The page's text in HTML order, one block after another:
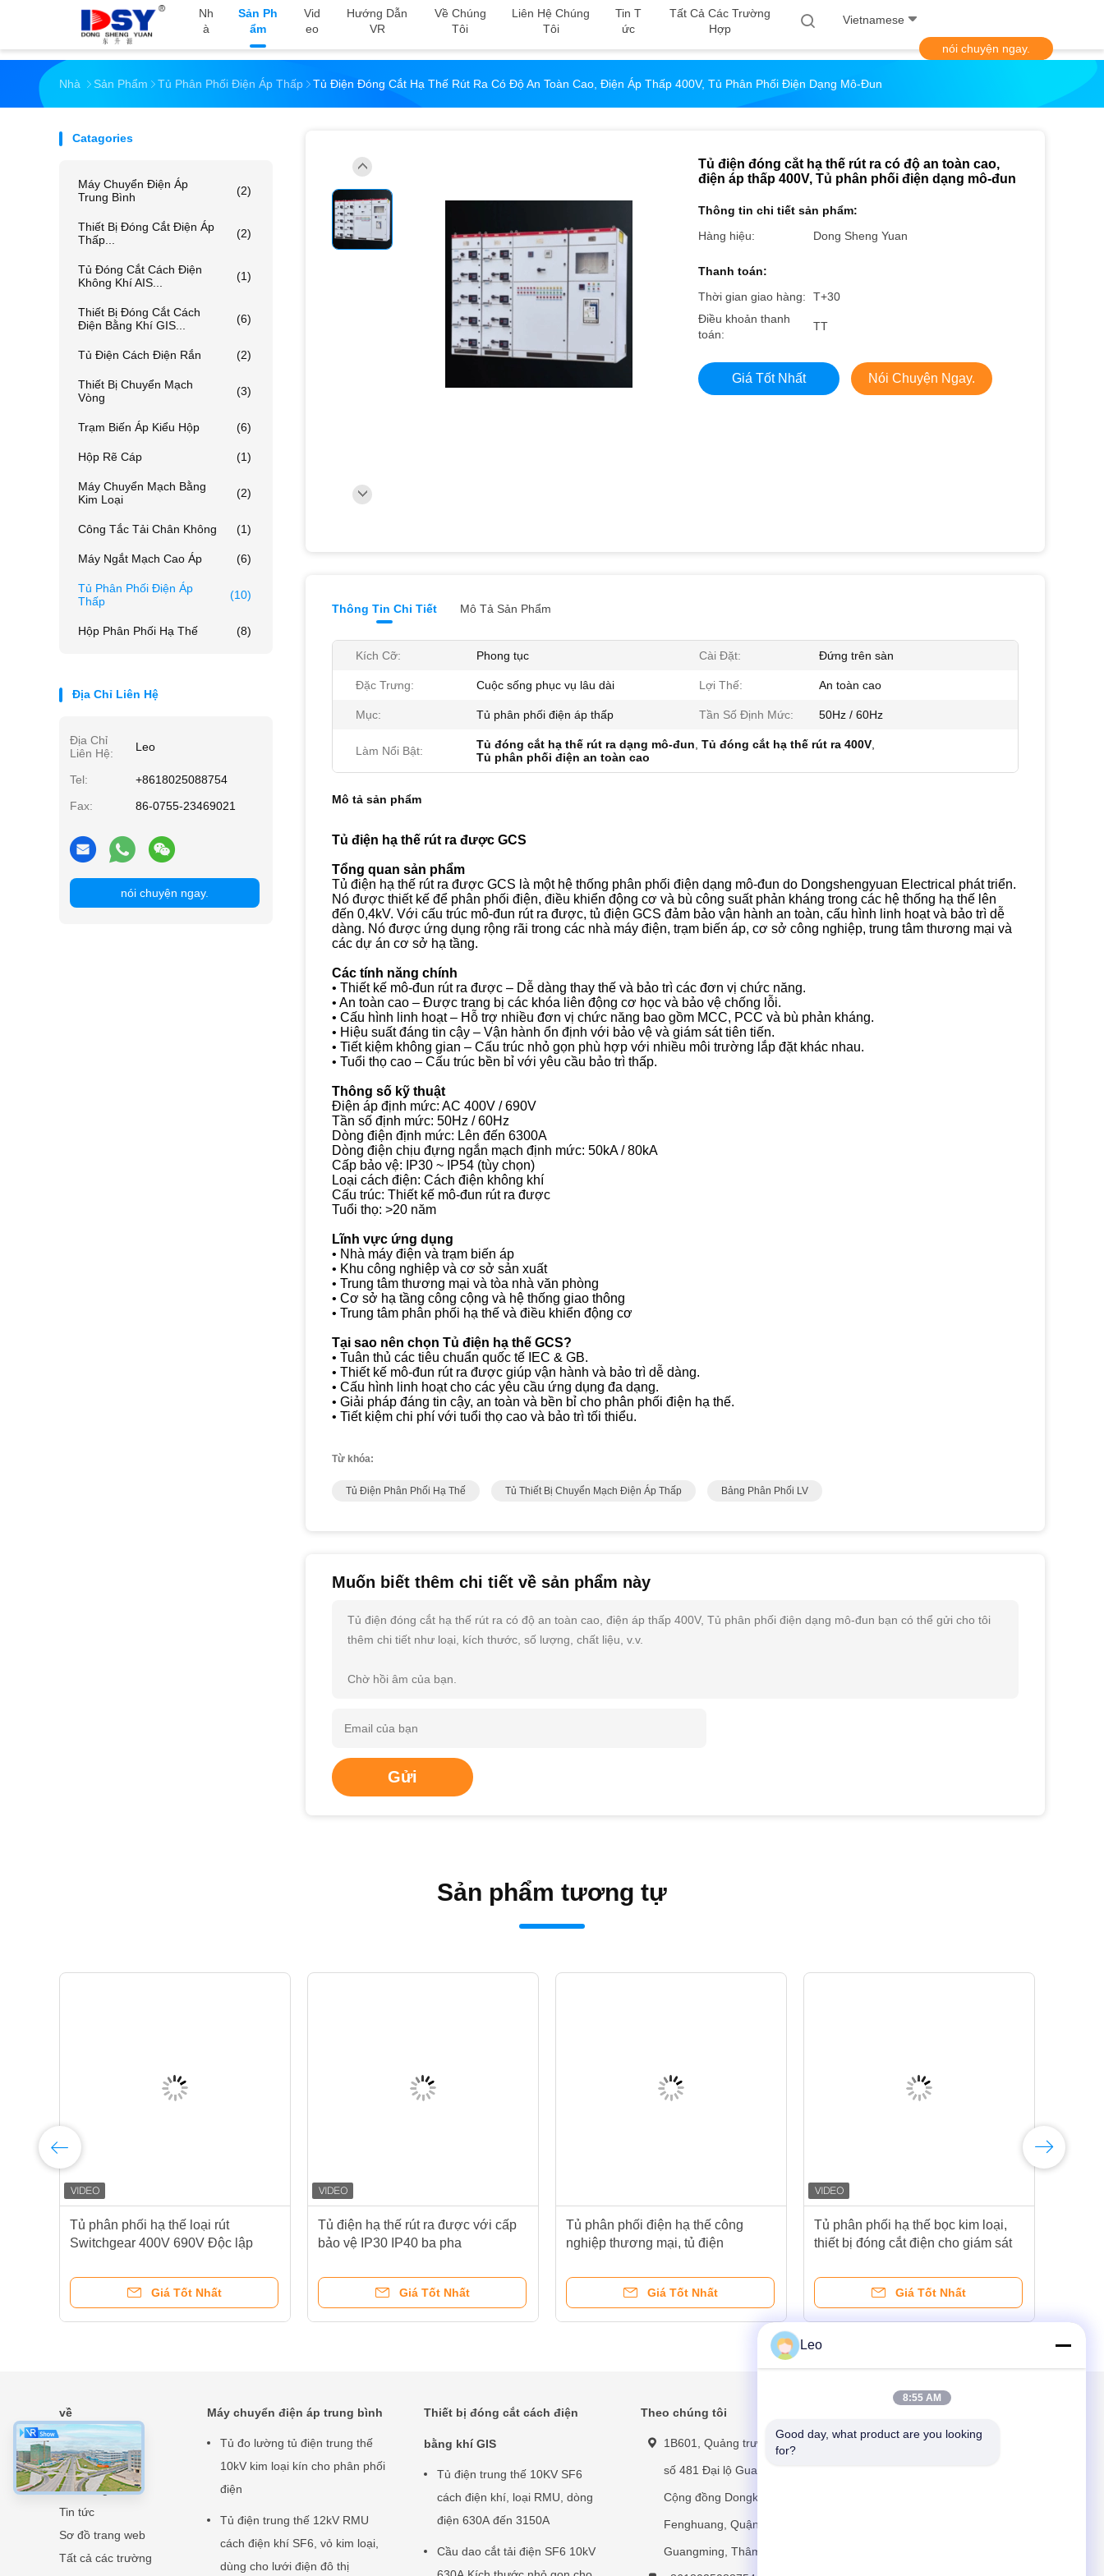
Nh
À
Sản Ph
Ẩm
Vid
Eo
Hướng Dẫn
VR
Về Chúng
Tôi
Liên Hệ Chúng
Tôi
Tin T
Ức
Tất Cả Các Trường
Hợp
Vietnamese
nói chuyện ngay.
Nhà Sản Phẩm Tủ Phân Phối Điện Áp Thấp Tủ Điện Đóng Cắt Hạ Thế Rút Ra Có Độ An Toàn Cao, Điện Áp Thấp 400V, Tủ Phân Phối Điện Dạng Mô-Đun
Catagories
Máy Chuyển Điện Áp
Trung Bình
(2)
Thiết Bị Đóng Cắt Điện Áp
Thấp...
(2)
Tủ Đóng Cắt Cách Điện
Không Khí AIS...
(1)
Thiết Bị Đóng Cắt Cách
Điện Bằng Khí GIS...
(6)
Tủ Điện Cách Điện Rắn (2)
Thiết Bị Chuyển Mạch
Vòng
(3)
Trạm Biến Áp Kiểu Hộp (6)
Hộp Rẽ Cáp (1)
Máy Chuyển Mạch Bằng
Kim Loại
(2)
Công Tắc Tải Chân Không (1)
Máy Ngắt Mạch Cao Áp (6)
Tủ Phân Phối Điện Áp
Thấp
(10)
Hộp Phân Phối Hạ Thế (8)
Địa Chỉ Liên Hệ
Địa Chỉ
Liên Hệ:
Leo
Tel:
+8618025088754
Fax:
86-0755-23469021
nói chuyện ngay.
Tủ điện đóng cắt hạ thế rút ra có độ an toàn cao,
điện áp thấp 400V, Tủ phân phối điện dạng mô-đun
Thông tin chi tiết sản phẩm:
Hàng hiệu:
Dong Sheng Yuan
Thanh toán:
Thời gian giao hàng:
T+30
Điều khoản thanh
toán:
TT
Giá Tốt Nhất Nói Chuyện Ngay.
Thông Tin Chi Tiết Mô Tả Sản Phẩm
Kích Cỡ: Phong tục Cài Đặt: Đứng trên sàn
Đặc Trưng: Cuộc sống phục vụ lâu dài Lợi Thế: An toàn cao
Mục: Tủ phân phối điện áp thấp Tần Số Định Mức: 50Hz / 60Hz
Làm Nổi Bật: Tủ đóng cắt hạ thế rút ra dạng mô-đun, Tủ đóng cắt hạ thế rút ra 400V,
Tủ phân phối điện an toàn cao
Mô tả sản phẩm
Tủ điện hạ thế rút ra được GCS
Tổng quan sản phẩm
Tủ điện hạ thế rút ra được GCS là một hệ thống phân phối điện dạng mô-đun do Dongshengyuan Electrical phát triển.
Nó được thiết kế để phân phối điện, điều khiển động cơ và bù công suất phản kháng trong các hệ thống hạ thế lên
đến 0,4kV. Với cấu trúc mô-đun rút ra được, tủ điện GCS đảm bảo vận hành an toàn, cấu hình linh hoạt và bảo trì dễ
dàng. Nó được ứng dụng rộng rãi trong các nhà máy điện, trạm biến áp, cơ sở công nghiệp, trung tâm thương mại và
các dự án cơ sở hạ tầng.
Các tính năng chính
• Thiết kế mô-đun rút ra được – Dễ dàng thay thế và bảo trì các đơn vị chức năng.
• An toàn cao – Được trang bị các khóa liên động cơ học và bảo vệ chống lỗi.
• Cấu hình linh hoạt – Hỗ trợ nhiều đơn vị chức năng bao gồm MCC, PCC và bù phản kháng.
• Hiệu suất đáng tin cậy – Vận hành ổn định với bảo vệ và giám sát tiên tiến.
• Tiết kiệm không gian – Cấu trúc nhỏ gọn phù hợp với nhiều môi trường lắp đặt khác nhau.
• Tuổi thọ cao – Cấu trúc bền bỉ với yêu cầu bảo trì thấp.
Thông số kỹ thuật
Điện áp định mức: AC 400V / 690V
Tần số định mức: 50Hz / 60Hz
Dòng điện định mức: Lên đến 6300A
Dòng điện chịu đựng ngắn mạch định mức: 50kA / 80kA
Cấp bảo vệ: IP30 ~ IP54 (tùy chọn)
Loại cách điện: Cách điện không khí
Cấu trúc: Thiết kế mô-đun rút ra được
Tuổi thọ: >20 năm
Lĩnh vực ứng dụng
• Nhà máy điện và trạm biến áp
• Khu công nghiệp và cơ sở sản xuất
• Trung tâm thương mại và tòa nhà văn phòng
• Cơ sở hạ tầng công cộng và hệ thống giao thông
• Trung tâm phân phối hạ thế và điều khiển động cơ
Tại sao nên chọn Tủ điện hạ thế GCS?
• Tuân thủ các tiêu chuẩn quốc tế IEC & GB.
• Thiết kế mô-đun rút ra được giúp vận hành và bảo trì dễ dàng.
• Cấu hình linh hoạt cho các yêu cầu ứng dụng đa dạng.
• Giải pháp đáng tin cậy, an toàn và bền bỉ cho phân phối điện hạ thế.
• Tiết kiệm chi phí với tuổi thọ cao và bảo trì tối thiểu.
Từ khóa:
Tủ Điện Phân Phối Hạ Thế Tủ Thiết Bị Chuyển Mạch Điện Áp Thấp Bảng Phân Phối LV
Muốn biết thêm chi tiết về sản phẩm này
Tủ điện đóng cắt hạ thế rút ra có độ an toàn cao, điện áp thấp 400V, Tủ phân phối điện dạng mô-đun bạn có thể gửi cho tôi
thêm chi tiết như loại, kích thước, số lượng, chất liệu, v.v.
Chờ hồi âm của bạn.
Gửi
Sản phẩm tương tự
Tủ phân phối hạ thế loại rút
Switchgear 400V 690V Độc lập
Giá Tốt Nhất
Tủ điện hạ thế rút ra được với cấp
bảo vệ IP30 IP40 ba pha
Giá Tốt Nhất
Tủ phân phối điện hạ thế công
nghiệp thương mại, tủ điện
Giá Tốt Nhất
Tủ phân phối hạ thế bọc kim loại,
thiết bị đóng cắt điện cho giám sát
Giá Tốt Nhất
về
Nhà
Sản phẩm
Về chúng tôi
Tin tức
Sơ đồ trang web
Tất cả các trường
Máy chuyển điện áp trung bình
Tủ đo lường tủ điện trung thế
10kV kim loại kín cho phân phối
điện
Tủ điện trung thế 12kV RMU
cách điện khí SF6, vỏ kim loại,
dùng cho lưới điện đô thị
Thiết bị đóng cắt cách điện
bằng khí GIS
Tủ điện trung thế 10KV SF6
cách điện khí, loại RMU, dòng
điện 630A đến 3150A
Cầu dao cắt tải điện SF6 10kV
Theo chúng tôi
1B601, Quảng trường Lefu,
số 481 Đại lộ Guangming,
Cộng đồng Dongkeng, Phố
Fenghuang, Quận
Guangming, Thâm Quyến
Leo
8:55 AM
Good day, what product are you looking
for?